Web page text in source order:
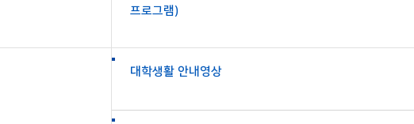
프로그램)
대학생활 안내영상